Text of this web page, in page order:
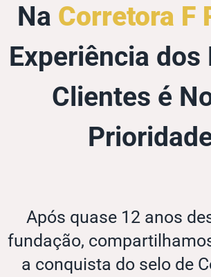
Na Corretora F
Experiência dos
Clientes é
Após quase 12 anos
fundação,
a conquista do selo de